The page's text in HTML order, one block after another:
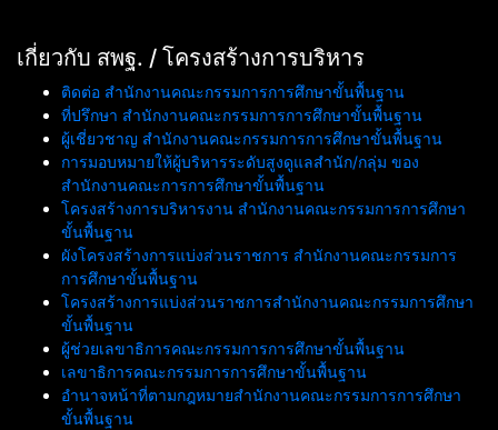
เกี่ยวกับ สพฐ. / โครงสร้างการบริหาร
ติดต่อ สำนักงานคณะกรรมการการศึกษาขั้นพื้นฐาน
ที่ปรึกษา สำนักงานคณะกรรมการการศึกษาขั้นพื้นฐาน
ผู้เชี่ยวชาญ สำนักงานคณะกรรมการการศึกษาขั้นพื้นฐาน
การมอบหมายให้ผู้บริหารระดับสูงดูแลสำนัก/กลุ่ม ของ
สำนักงานคณะการการศึกษาขั้นพื้นฐาน
โครงสร้างการบริหารงาน สำนักงานคณะกรรมการการศึกษา
ขั้นพื้นฐาน
ผังโครงสร้างการแบ่งส่วนราชการ สำนักงานคณะกรรมการ
การศึกษาขั้นพื้นฐาน
โครงสร้างการแบ่งส่วนราชการสำนักงานคณะกรรมการศึกษา
ขั้นพื้นฐาน
ผู้ช่วยเลขาธิการคณะกรรมการการศึกษาขั้นพื้นฐาน
เลขาธิการคณะกรรมการการศึกษาขั้นพื้นฐาน
อำนาจหน้าที่ตามกฎหมายสำนักงานคณะกรรมการการศึกษา
ขั้นพื้นฐาน